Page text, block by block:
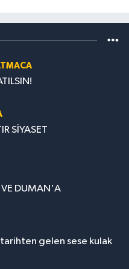
SİYASET
VE DUMAN'A
gelen sese kulak